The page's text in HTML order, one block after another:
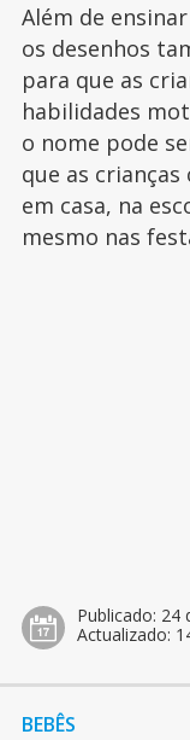
Além de
os desenhos
para que as
habilidades
o nome pode
que as
em casa, na
mesmo nas
Publicado: 24
Actualizado:
BEBÊS